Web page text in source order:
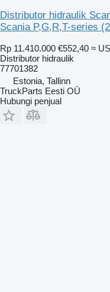
Distributor hidraulik
Scania P,G,R,T-series
Rp 11.410.000 €552,40 ≈
Distributor hidraulik
77701382
Estonia, Tallinn
TruckParts Eesti OÜ
Hubungi penjual